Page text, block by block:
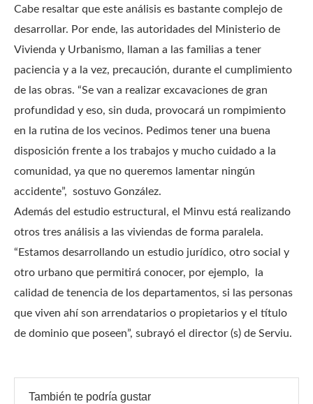
Cabe resaltar que este análisis es bastante complejo de
desarrollar. Por ende, las autoridades del Ministerio de
Vivienda y Urbanismo, llaman a las familias a tener
paciencia y a la vez, precaución, durante el cumplimiento
de las obras. “Se van a realizar excavaciones de gran
profundidad y eso, sin duda, provocará un rompimiento
en la rutina de los vecinos. Pedimos tener una buena
disposición frente a los trabajos y mucho cuidado a la
comunidad, ya que no queremos lamentar ningún
accidente”, sostuvo González.
Además del estudio estructural, el Minvu está realizando
otros tres análisis a las viviendas de forma paralela.
“Estamos desarrollando un estudio jurídico, otro social y
otro urbano que permitirá conocer, por ejemplo, la
calidad de tenencia de los departamentos, si las personas
que viven ahí son arrendatarios o propietarios y el título
de dominio que poseen”, subrayó el director (s) de Serviu.
También te podría gustar